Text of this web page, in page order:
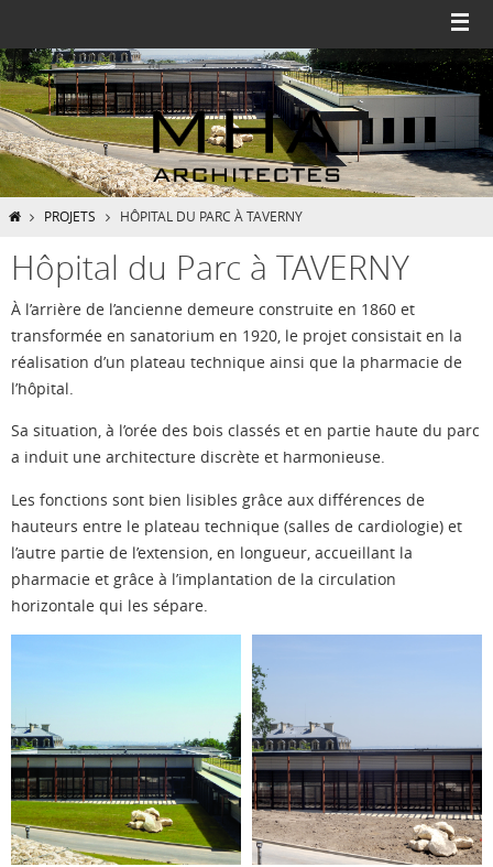
le
contenu
HOMEPROJETS HÔPITAL DU PARC À TAVERNY
Hôpital du Parc à TAVERNY
À l’arrière de l’ancienne demeure construite en 1860 et
transformée en sanatorium en 1920, le projet consistait en la
réalisation d’un plateau technique ainsi que la pharmacie de
l’hôpital.
Sa situation, à l’orée des bois classés et en partie haute du parc
a induit une architecture discrète et harmonieuse.
Les fonctions sont bien lisibles grâce aux différences de
hauteurs entre le plateau technique (salles de cardiologie) et
l’autre partie de l’extension en longueur accueillant la
pharmacie et grâce à l’implantation de la circulation
horizontale qui les sépare.